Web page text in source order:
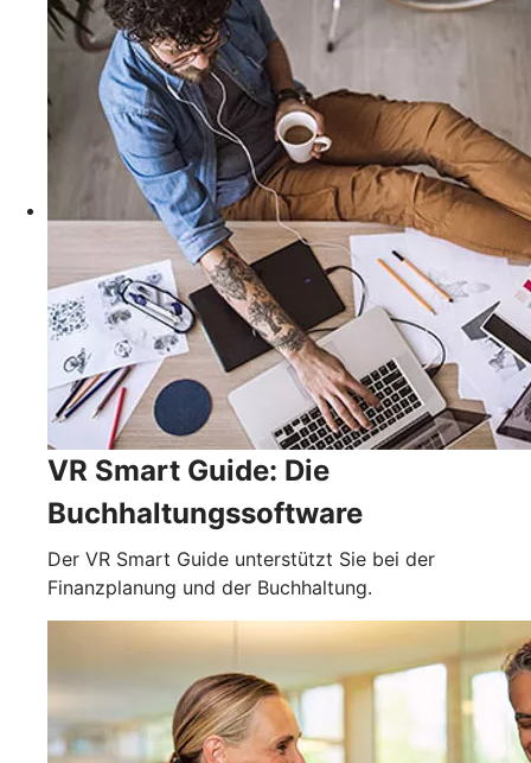
VR Smart Guide: Die
Buchhaltungssoftware
Der VR Smart Guide unterstützt Sie bei der
Finanzplanung und der Buchhaltung.